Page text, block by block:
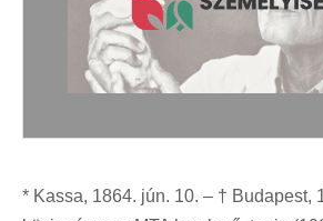
* Kassa, 1864. jún. 10. – † Budapest,